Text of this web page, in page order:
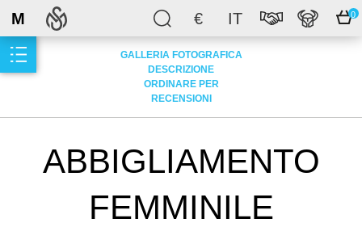
€ IT 0
M
GALLERIA FOTOGRAFICA
DESCRIZIONE
ORDINARE PER
RECENSIONI
ABBIGLIAMENTO
FEMMINILE